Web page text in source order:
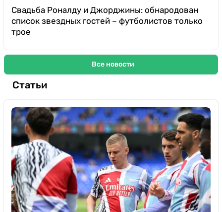
Свадьба Роналду и Джорджины: обнародован
список звездных гостей – футболистов только
трое
Все новости
Статьи